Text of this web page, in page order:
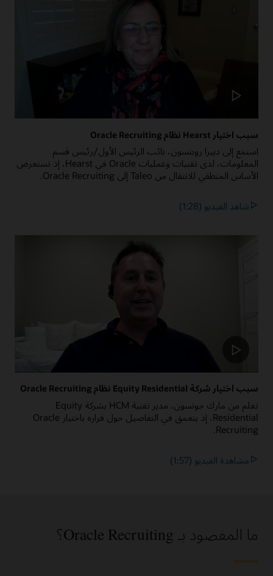
سبب اختيار Hearst نظام Oracle Recruiting
استمع إلى ديبرا روبنسون، نائب الرئيس الأول/رئيس قسم
المعلومات، لدى تقنيات وعمليات Oracle في Hearst، إذ تستعرض
الأساس المنطقي للانتقال من Taleo إلى Oracle Recruiting.
شاهد الفيديو (1:28)
سبب اختيار شركة Equity Residential نظام Oracle Recruiting
تعلم من مارك جونسون، مدير تقنية HCM بشركة Equity
Residential، إذ يتعمق في التفاصيل حول قراره باختيار Oracle
Recruiting.
مشاهدة الفيديو (1:57)
ما المقصود بـ Oracle Recruiting؟